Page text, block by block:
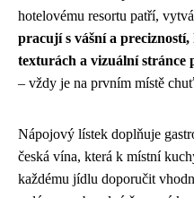
hotelovému resortu patří,
pracují s vášní a
texturách a vizuální stránce
– vždy je na prvním místě
Nápojový lístek doplňuje
česká vína, která k místní
každému jídlu doporučit